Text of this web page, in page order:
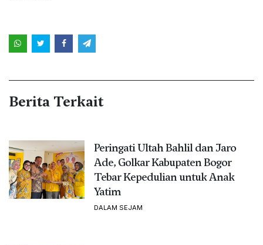
Berita Terkait
Peringati Ultah Bahlil dan Jaro
Ade, Golkar Kabupaten Bogor
Tebar Kepedulian untuk Anak
Yatim
DALAM SEJAM